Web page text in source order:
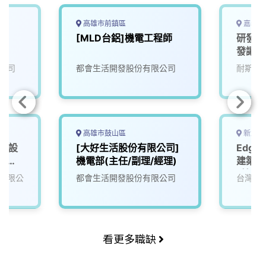
司
設
新
限公
高雄市前鎮區
[MLD台鋁]機電工程師
都會生活開發股份有限公司
高雄市鼓山區
[大好生活股份有限公司]
機電部(主任/副理/經理)
都會生活開發股份有限公司
嘉義
研發
發讓
來)1
耐斯企
新北
Edge
建築
_技師
台灣寶
看更多職缺